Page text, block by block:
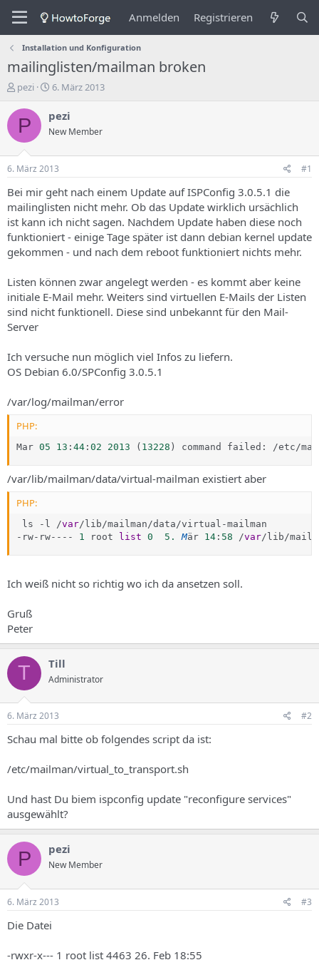
Anmelden Registrieren
Installation und Konfiguration
mailinglisten/mailman broken
E
s
e
l
e
r
e
s
T
h
m
a
s
pezi
E
s
e
l
u
n
g
s
d
a
t
m
6. März 2013
P pezi
New Member
6. März 2013 #1
Bei mir geht nach einem Update auf ISPConfig 3.0.5.1 die
mailinglisten nicht mehr. Ob das Update wirklich ursächlich
ist kann ich nicht sagen. Nachdem Update haben diese noch
funktioniert - einige Tage später ist dann debian kernel update
gekommen - und nach dem reboot funktioniert nichts mehr.
Listen können zwar angelegt werden - es kommt aber keine
initiale E-Mail mehr. Weiters sind virtuellen E-Mails der Listen
sind nicht funktionell. Diese sind unbekannt für den Mail-
Server
Ich versuche nun möglich viel Infos zu liefern.
OS Debian 6.0/SPConfig 3.0.5.1
/var/log/mailman/error
PHP:
Mar 05 13 : 44 : 02 2013 ( 13228 ) command failed : /etc/
/var/lib/mailman/data/virtual-mailman existiert aber
PHP:
ls - l /var/ lib/mailman/data/virtual -
- rw- rw-- -- 1 root list 0 5. Mär 14 : 58 /var/ lib/
Ich weiß nicht so richtig wo ich da ansetzen soll.
Gruß
Peter
T Till
Administrator
6. März 2013 #2
Schau mal bitte ob folgendes script da ist:
/etc/mailman/virtual_to_transport.sh
Und hast Du biem ispconfig update "reconfigure services"
ausgewählt?
P pezi
New Member
6. März 2013 #3
Die Datei
-rwxr-x--- 1 root list 4463 26. Feb 18:55